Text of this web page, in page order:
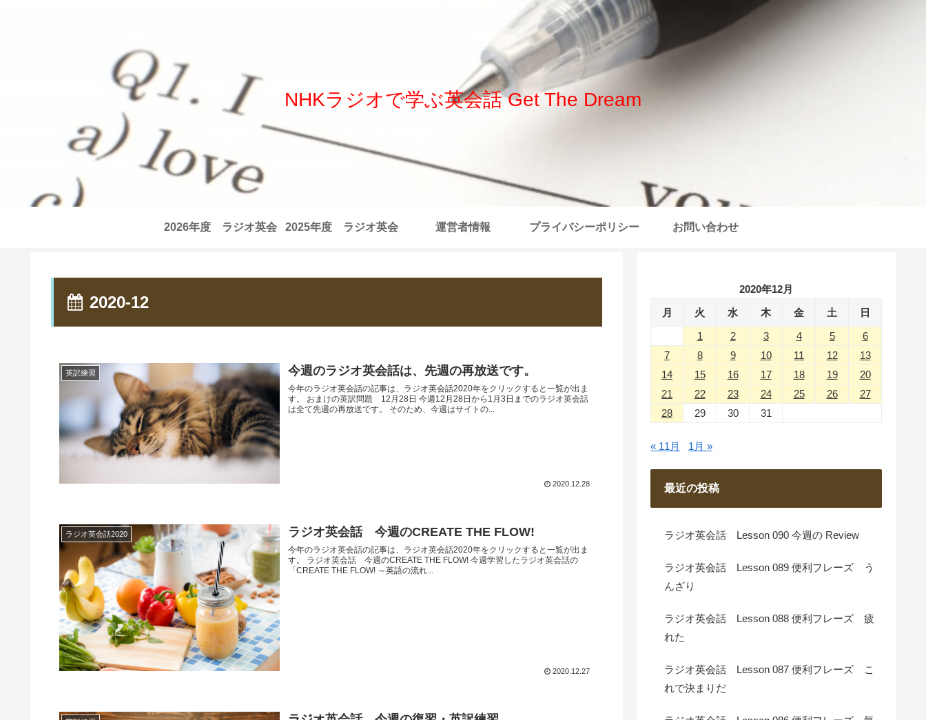
NHKラジオで学ぶ英会話 Get The Dream
2026年度 ラジオ英会 2025年度 ラジオ英会 運営者情報 プライバシーポリシー お問い合わせ
2020-12
英訳練習 今週のラジオ英会話は、先週の再放送です。
今年のラジオ英会話の記事は、ラジオ英会話2020年をクリックすると一覧が出ま
す。 おまけの英訳問題 12月28日 今週12月28日から1月3日までのラジオ英会話
は全て先週の再放送です。 そのため、今週はサイトの...
2020.12.28
ラジオ英会話2020 ラジオ英会話 今週のCREATE THE FLOW!
今年のラジオ英会話の記事は、ラジオ英会話2020年をクリックすると一覧が出ま
す。 ラジオ英会話 今週のCREATE THE FLOW! 今週学習したラジオ英会話の
「CREATE THE FLOW! ～英語の流れ...
2020.12.27
2020年12月
月
火 水 木 金 土
日
1
2 3 4 5
6
7
8 9 10 11 12
13
14
15 16 17 18 19
20
21
22 23 24 25 26
27
28
29 30 31
« 11月 1月 »
最近の投稿
ラジオ英会話 Lesson 090 今週の Review
ラジオ英会話 Lesson 089 便利フレーズ う
んざり
ラジオ英会話 Lesson 088 便利フレーズ 疲
れた
ラジオ英会話 Lesson 087 便利フレーズ こ
れで決まりだ